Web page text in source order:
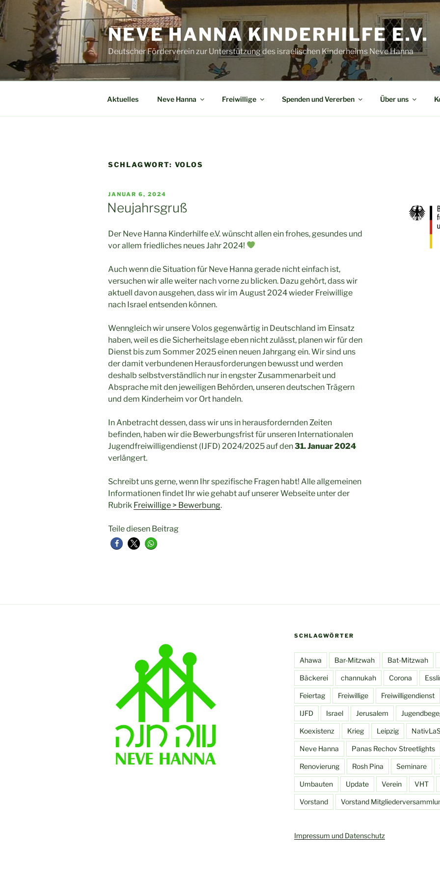
Zum
Inhalt
springen
NEVE HANNA KINDERHILFE E.V.
Deutscher Förderverein zur Unterstützung des israelischen Kinderheims Neve Hanna
Aktuelles Neve Hanna Freiwillige Spenden und Vererben Über uns
SCHLAGWORT: VOLOS
VERÖFFENTLICHT
AM
JANUAR 6, 2024
Neujahrsgruß
Der Neve Hanna Kinderhilfe e.V. wünscht allen ein frohes, gesundes und
vor allem friedliches neues Jahr 2024!
Auch wenn die Situation für Neve Hanna gerade nicht einfach ist,
versuchen wir alle weiter nach vorne zu blicken. Dazu gehört, dass wir
aktuell davon ausgehen, dass wir im August 2024 wieder Freiwillige
nach Israel entsenden können.
Wenngleich wir unsere Volos gegenwärtig in Deutschland im Einsatz
haben, weil es die Sicherheitslage eben nicht zulässt, planen wir für den
Dienst bis zum Sommer 2025 einen neuen Jahrgang ein. Wir sind uns
der damit verbundenen Herausforderungen bewusst und werden
deshalb selbstverständlich nur in engster Zusammenarbeit und
Absprache mit den jeweiligen Behörden, unseren deutschen Trägern
und dem Kinderheim vor Ort handeln.
In Anbetracht dessen, dass wir uns in herausfordernden Zeiten
befinden, haben wir die Bewerbungsfrist für unseren Internationalen
Jugendfreiwilligendienst (IJFD) 2024/2025 auf den31. Januar 2024
verlängert.
Schreibt uns gerne, wenn Ihr spezifische Fragen habt! Alle allgemeinen
Informationen findet Ihr wie gehabt auf unserer Webseite unter der
Rubrik Freiwillige > Bewerbung.
Teile diesen Beitrag
SCHLAGWÖRTER
Ahawa Bar-Mitzwah Bat-Mitzwah
Bäckerei channukah Corona
Feiertag Freiwillige Freiwilligendienst
IJFD Israel Jerusalem
Koexistenz Krieg Leipzig
Neve Hanna Panas Rechov Streetlights
Renovierung Rosh Pina Seminare
Umbauten Update Verein VHT
Vorstand Vorstand
Impressum und Datenschutz